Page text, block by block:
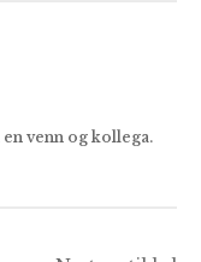
venn og kollega.